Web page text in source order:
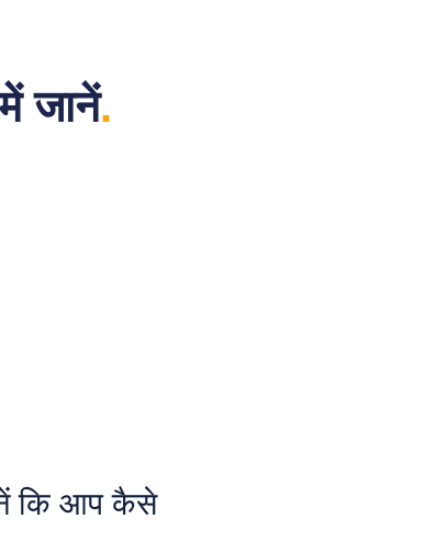
जानें.
कि आप कैसे